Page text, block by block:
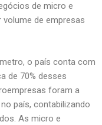
de micro e
de empresas
o país conta com
de 70% desses
foram a
país, contabilizando
As micro e